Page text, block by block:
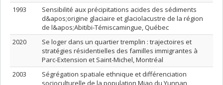
1993
Sensibilité aux précipitations acides des sédiments
d&apos;origine glaciaire et glaciolacustre de la région
de l&apos;Abitibi-Témiscamingue, Québec
2020
Se loger dans un quartier tremplin : trajectoires et
stratégies résidentielles des familles immigrantes à
Parc-Extension et Saint-Michel, Montréal
2003
Ségrégation spatiale ethnique et différenciation
socioculturelle de la population Miao du Yunnan